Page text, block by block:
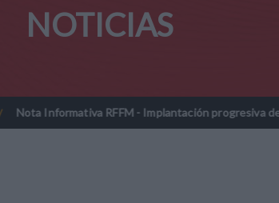
NOTICIAS
RFFM - Implantación progresiva de la firma